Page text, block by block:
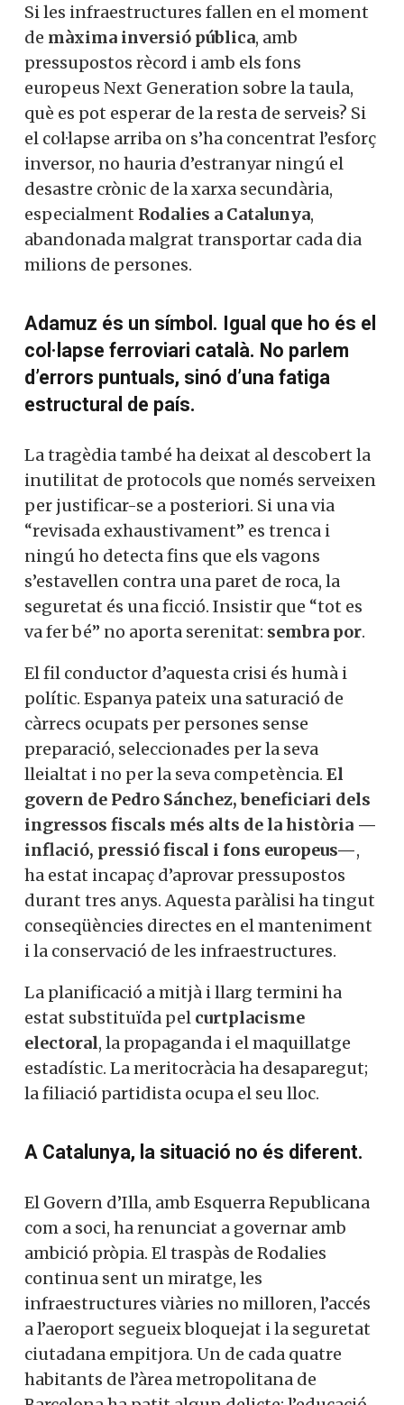
Si les infraestructures fallen en el moment
de màxima inversió pública, amb
pressupostos rècord i amb els fons
europeus Next Generation sobre la taula,
què es pot esperar de la resta de serveis? Si
el col·lapse arriba on s’ha concentrat l’esforç
inversor, no hauria d’estranyar ningú el
desastre crònic de la xarxa secundària,
especialment Rodalies a Catalunya,
abandonada malgrat transportar cada dia
milions de persones.
Adamuz és un símbol. Igual que ho és el
col·lapse ferroviari català. No parlem
d’errors puntuals, sinó d’una fatiga
estructural de país.
La tragèdia també ha deixat al descobert la
inutilitat de protocols que només serveixen
per justificar-se a posteriori. Si una via
“revisada exhaustivament” es trenca i
ningú ho detecta fins que els vagons
s’estavellen contra una paret de roca, la
seguretat és una ficció. Insistir que “tot es
va fer bé” no aporta serenitat: sembra por.
El fil conductor d’aquesta crisi és humà i
polític. Espanya pateix una saturació de
càrrecs ocupats per persones sense
preparació, seleccionades per la seva
lleialtat i no per la seva competència. El
govern de Pedro Sánchez, beneficiari dels
ingressos fiscals més alts de la història —
inflació, pressió fiscal i fons europeus—,
ha estat incapaç d’aprovar pressupostos
durant tres anys. Aquesta paràlisi ha tingut
conseqüències directes en el manteniment
i la conservació de les infraestructures.
La planificació a mitjà i llarg termini ha
estat substituïda pel curtplacisme
electoral, la propaganda i el maquillatge
estadístic. La meritocràcia ha desaparegut;
la filiació partidista ocupa el seu lloc.
A Catalunya, la situació no és diferent.
El Govern d’Illa, amb Esquerra Republicana
com a soci, ha renunciat a governar amb
ambició pròpia. El traspàs de Rodalies
continua sent un miratge, les
infraestructures viàries no milloren, l’accés
a l’aeroport segueix bloquejat i la seguretat
ciutadana empitjora. Un de cada quatre
habitants de l’àrea metropolitana de